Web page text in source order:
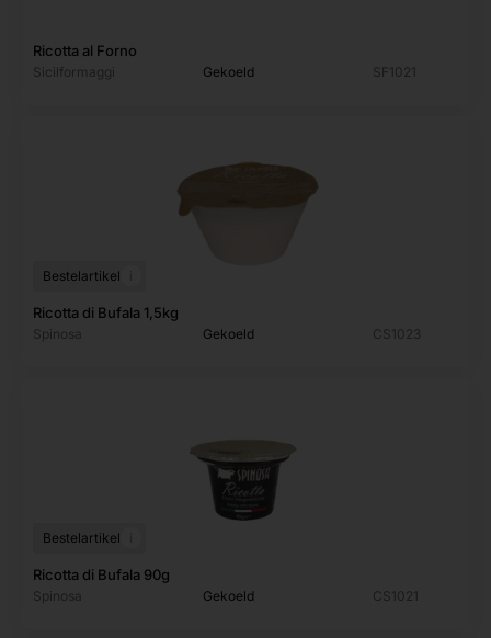
Ricotta al Forno
Sicilformaggi Gekoeld SF1021
Bestelartikel
Ricotta di Bufala 1,5kg
Spinosa Gekoeld CS1023
Bestelartikel
Ricotta di Bufala 90g
Spinosa Gekoeld CS1021